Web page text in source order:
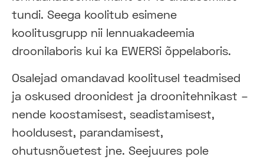
tundi. Seega koolitub esimene
koolitusgrupp nii lennuakadeemia
droonilaboris kui ka EWERSi õppelaboris.
Osalejad omandavad koolitusel teadmised
ja oskused droonidest ja droonitehnikast –
nende koostamisest, seadistamisest,
hooldusest, parandamisest,
ohutusnõuetest jne. Seejuures pole